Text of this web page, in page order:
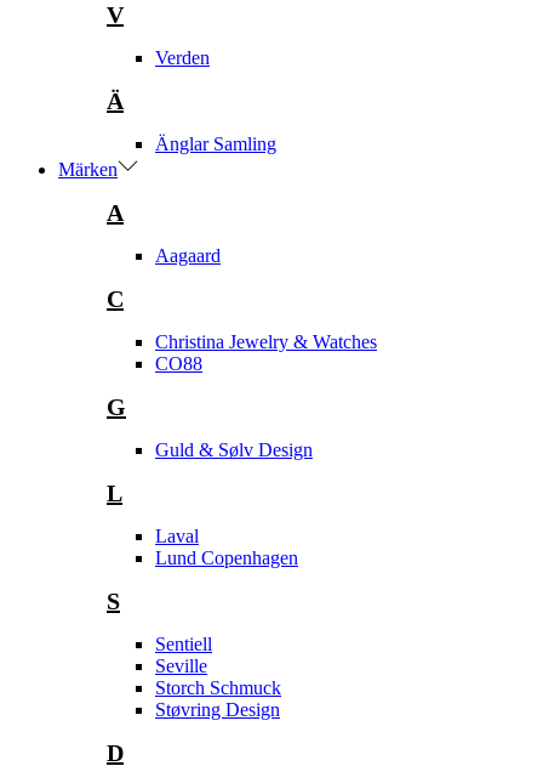
V
Verden
Ä
Änglar Samling
Märken
A
Aagaard
C
Christina Jewelry & Watches
CO88
G
Guld & Sølv Design
L
Laval
Lund Copenhagen
S
Sentiell
Seville
Storch Schmuck
Støvring Design
D